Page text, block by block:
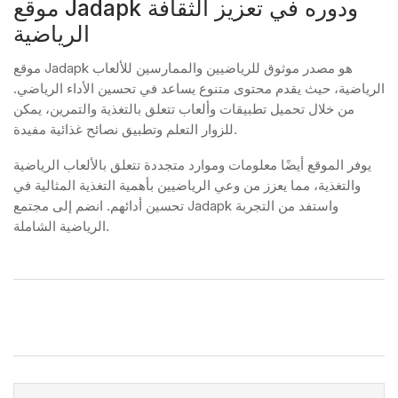
موقع Jadapk ودوره في تعزيز الثقافة
الرياضية
موقع Jadapk هو مصدر موثوق للرياضيين والممارسين للألعاب
الرياضية، حيث يقدم محتوى متنوع يساعد في تحسين الأداء الرياضي.
من خلال تحميل تطبيقات وألعاب تتعلق بالتغذية والتمرين، يمكن
للزوار التعلم وتطبيق نصائح غذائية مفيدة.
يوفر الموقع أيضًا معلومات وموارد متجددة تتعلق بالألعاب الرياضية
والتغذية، مما يعزز من وعي الرياضيين بأهمية التغذية المثالية في
تحسين أدائهم. انضم إلى مجتمع Jadapk واستفد من التجربة
الرياضية الشاملة.